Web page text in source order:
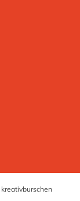
kreativburschen